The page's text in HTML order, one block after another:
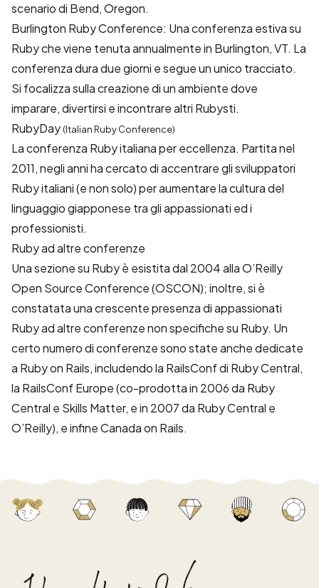
scenario di Bend, Oregon.
Burlington Ruby Conference: Una conferenza estiva su
Ruby che viene tenuta annualmente in Burlington, VT. La
conferenza dura due giorni e segue un unico tracciato.
Si focalizza sulla creazione di un ambiente dove
imparare, divertirsi e incontrare altri Rubysti.
RubyDay (Italian Ruby Conference)
La conferenza Ruby italiana per eccellenza. Partita nel
2011, negli anni ha cercato di accentrare gli sviluppatori
Ruby italiani (e non solo) per aumentare la cultura del
linguaggio giapponese tra gli appassionati ed i
professionisti.
Ruby ad altre conferenze
Una sezione su Ruby è esistita dal 2004 allaO’Reilly
Open Source Conference(OSCON); inoltre, si è
constatata una crescente presenza di appassionati
Ruby ad altre conferenze non specifiche su Ruby. Un
certo numero di conferenze sono state anche dedicate
a Ruby on Rails, includendo la RailsConfdi Ruby Central,
la RailsConf Europe (co-prodotta in 2006 da Ruby
Central e Skills Matter, e in 2007 da Ruby Central e
O’Reilly), e infine Canada on Rails.